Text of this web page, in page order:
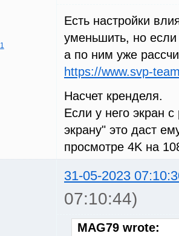
1
Есть настройки
уменьшить, но
а по ним уже
https://www.svp-
Насчет кренделя.
Если у него экран
экрану" это даст
просмотре 4K на
31-05-2023
07:10:44)
MAG79 wrote: